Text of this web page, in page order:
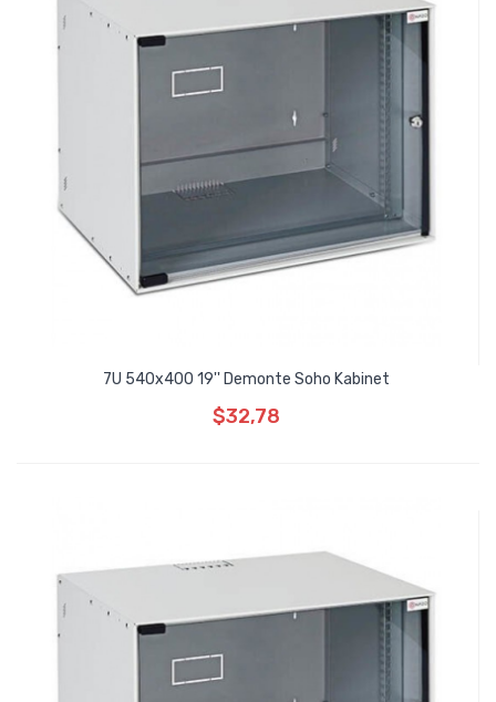
7U 540x400 19'' Demonte Soho Kabinet
$32,78